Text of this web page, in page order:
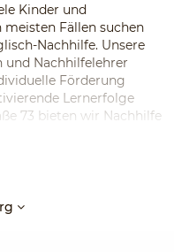
Kinder und
Fällen suchen
Nachhilfe. Unsere
Nachhilfelehrer
Förderung
Lernerfolge
73 bieten wir Nachhilfe
mildern den Stress